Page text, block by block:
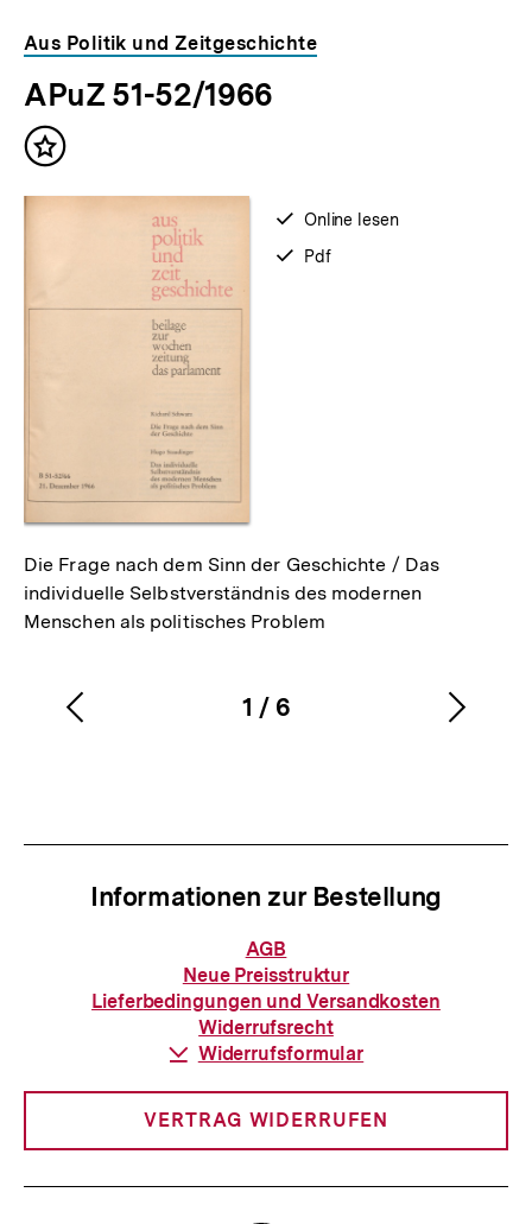
Inhaltskarousell
für
weitere
Inhalte
Inhaltskarussell
überspringen
Aus Politik und Zeitgeschichte
APuZ 51-52/1966
Inhalt
verfügbar
Online lesen
verfügbar
Pdf
Die Frage nach dem Sinn der Geschichte / Das
individuelle Selbstverständnis des modernen
Menschen als politisches Problem
Karussellinhalt
1
von
/ 6
Vorherigen
Informationen zur Bestellung
Informationen
zur
Bestellung
AGB
Neue Preisstruktur
Lieferbedingungen und Versandkosten
Widerrufsrecht
Download-
Widerrufsformular
VERTRAG WIDERRUFEN